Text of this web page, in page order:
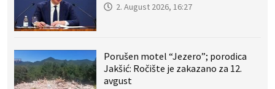
2. August 2026, 16:27
Porušen motel “Jezero”; porodica
Jakšić: Ročište je zakazano za 12.
avgust